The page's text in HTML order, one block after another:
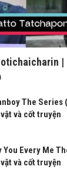
|
The Series
và cốt truyện
You Every Me
và cốt truyện